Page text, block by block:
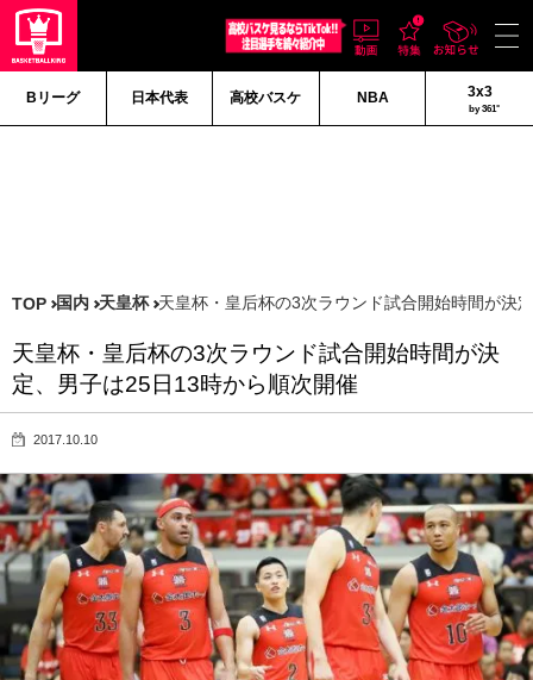
Bリーグ 日本代表 高校バスケ NBA 3x3
by 361°
TOP 国内 天皇杯 天皇杯・皇后杯の3次ラウンド試合開始時間が決
天皇杯・皇后杯の3次ラウンド試合開始時間が決
定、男子は25日13時から順次開催
2017.10.10